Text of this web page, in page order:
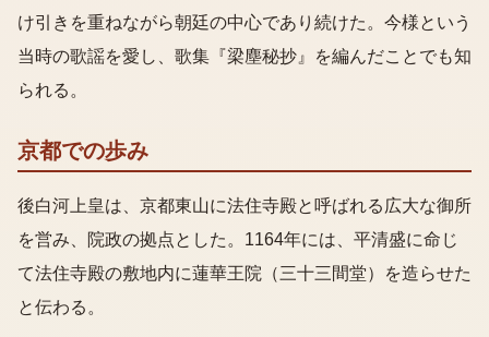
け引きを重ねながら朝廷の中心であり続けた。今様という
当時の歌謡を愛し、歌集『梁塵秘抄』を編んだことでも知
られる。
京都での歩み
後白河上皇は、京都東山に法住寺殿と呼ばれる広大な御所
を営み、院政の拠点とした。1164年には、平清盛に命じ
て法住寺殿の敷地内に蓮華王院（三十三間堂）を造らせた
と伝わる。